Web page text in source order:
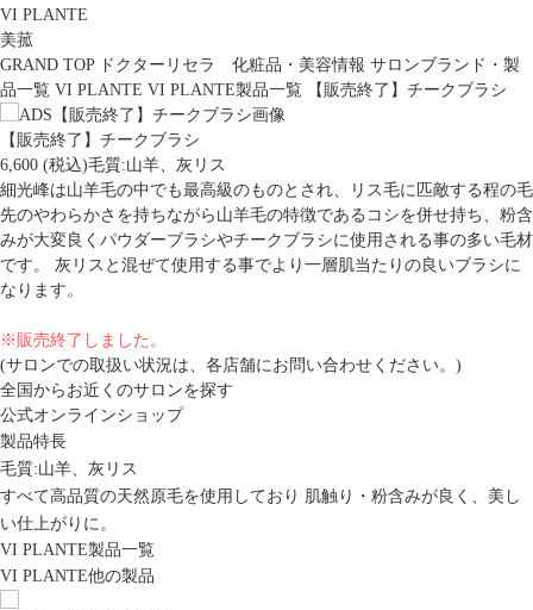
VI PLANTE
美菰
GRAND TOP
ドクターリセラ 化粧品・美容情報 サロンブランド・製
品一覧 VI PLANTE VI PLANTE製品一覧 【販売終了】チークブラシ
【販売終了】チークブラシ
6,600 (税込)毛質:山羊、灰リス
細光峰は山羊毛の中でも最高級のものとされ、リス毛に匹敵する程の毛
先のやわらかさを持ちながら山羊毛の特徴であるコシを併せ持ち、粉含
みが大変良くパウダーブラシやチークブラシに使用される事の多い毛材
です。 灰リスと混ぜて使用する事でより一層肌当たりの良いブラシに
なります。
※販売終了しました。
(サロンでの取扱い状況は、各店舗にお問い合わせください。)
全国からお近くのサロンを探す
公式オンラインショップ
製品特長
毛質:山羊、灰リス
すべて高品質の天然原毛を使用しており 肌触り・粉含みが良く、美し
い仕上がりに。
VI PLANTE製品一覧
VI PLANTE他の製品